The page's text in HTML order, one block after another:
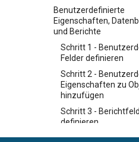
Benutzerdefinierte
Eigenschaften,
und Berichte
Schritt 1 -
Felder definieren
Schritt 2 -
Eigenschaften zu
hinzufügen
Schritt 3 -
definieren
Schritt 4 - Bericht